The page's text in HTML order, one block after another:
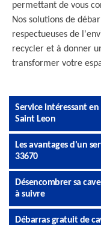
permettant de vous
Nos solutions de
respectueuses de
recycler et à donner
transformer votre
Service intéressant
Saint Leon
Les avantages d'un
33670
Désencombrer sa
à suivre
Débarras gratuit de